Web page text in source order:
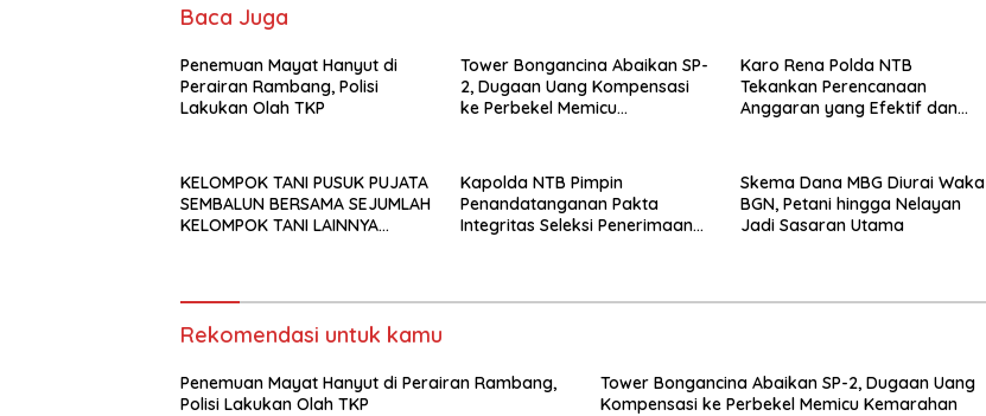
Baca Juga
Penemuan Mayat Hanyut di
Perairan Rambang, Polisi
Lakukan Olah TKP
Tower Bongancina Abaikan SP-
2, Dugaan Uang Kompensasi
ke Perbekel Memicu
Karo Rena Polda NTB
Tekankan Perencanaan
Anggaran yang Efektif dan
KELOMPOK TANI PUSUK PUJATA
SEMBALUN BERSAMA SEJUMLAH
KELOMPOK TANI LAINNYA
PEMERINTAH DI SEKTOR
HORTIKULTURA, KHUSUSNYA
BAWANG PUTIH DARI APBN
2026.
Kapolda NTB Pimpin
Penandatanganan Pakta
Integritas Seleksi Penerimaan
Skema Dana MBG Diurai Waka
BGN, Petani hingga Nelayan
Jadi Sasaran Utama
Rekomendasi untuk kamu
Penemuan Mayat Hanyut di Perairan Rambang,
Polisi Lakukan Olah TKP
Tower Bongancina Abaikan SP-2, Dugaan Uang
Kompensasi ke Perbekel Memicu Kemarahan